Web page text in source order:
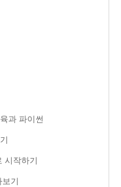
과 파이썬
시작하기
기